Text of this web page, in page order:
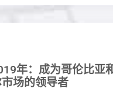
年：成为哥伦比亚
场的领导者